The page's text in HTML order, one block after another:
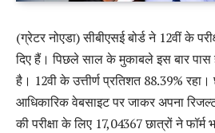
(ग्रेटर नोएडा) सीबीएसई बोर्ड ने 12वीं के
दिए हैं। पिछले साल के मुकाबले इस बार पास
है। 12वी के उत्तीर्ण प्रतिशत 88.39%
आधिकारिक वेबसाइट पर जाकर अपना
की परीक्षा के लिए 17,04367 छात्रों ने